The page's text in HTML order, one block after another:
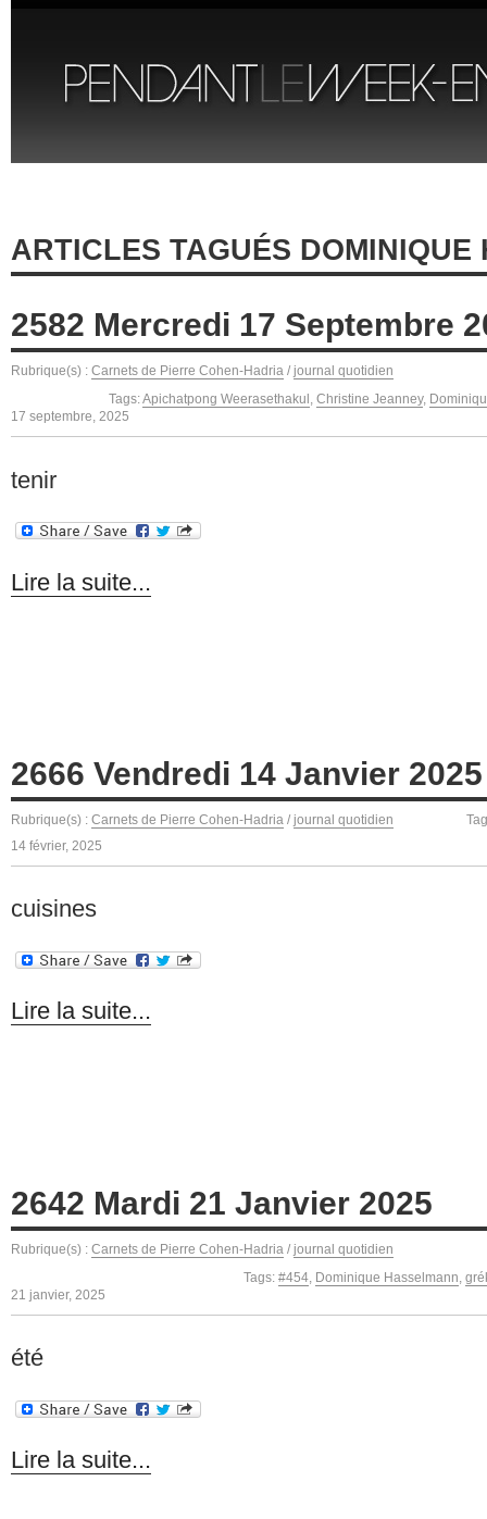
ARTICLES TAGUÉS DOMINIQUE
2582 Mercredi 17 Septembre
Rubrique(s) : Carnets de Pierre Cohen-Hadria / journal quotidien
Tags:Apichatpong Weerasethakul , Christine Jeanney,
17 septembre, 2025
tenir
Lire la suite...
2666 Vendredi 14 Janvier 2025
Rubrique(s) : Carnets de Pierre Cohen-Hadria / journal quotidien
14 février, 2025
cuisines
Lire la suite...
2642 Mardi 21 Janvier 2025
Rubrique(s) : Carnets de Pierre Cohen-Hadria / journal quotidien
Tags: #454 Dominique Hasselmann
21 janvier, 2025
été
Lire la suite...